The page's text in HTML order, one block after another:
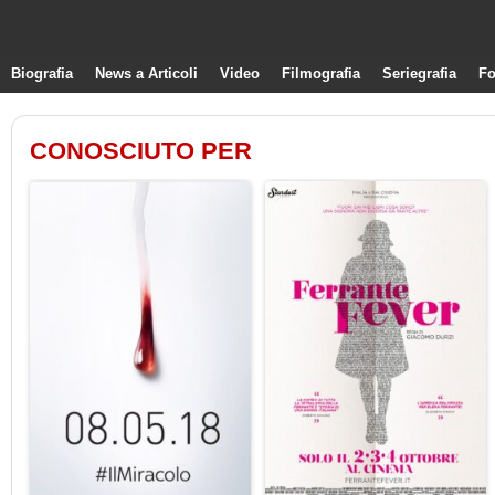
Biografia News a Articoli Video Filmografia Seriegrafia
CONOSCIUTO PER